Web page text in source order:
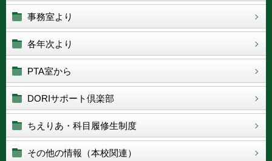
事務室より
各年次より
PTA室から
DORIサポート倶楽部
ちえりあ・科目履修生制度
その他の情報（本校関連）